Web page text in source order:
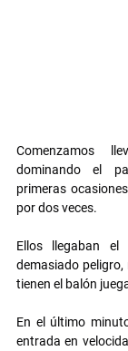
Comenzamos
dominando el
primeras
por dos veces.
Ellos llegaban
demasiado
tienen el balón
En el último
entrada en